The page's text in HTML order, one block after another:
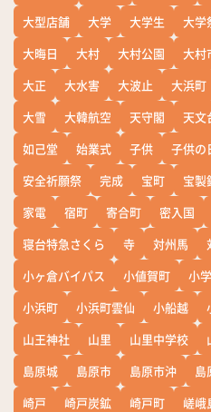
大型店舗
大学 大学生 大学
大晦日
大村 大村公園 大村
大正
大水害 大波止 大浜町
大雪
大韓航空 天守閣 天文
如己堂
始業式 子供 子供の
安全祈願祭
完成 宝町 宝製
家電
宿町 寄合町 密入国
寝台特急さくら
寺 対州馬
小ヶ倉バイパス
小値賀町 小
小浜町
小浜町雲仙 小船越
山王神社
山里 山里中学校
島原城
島原市 島原市沖 島
崎戸
崎戸炭鉱 崎戸町 嵯峨